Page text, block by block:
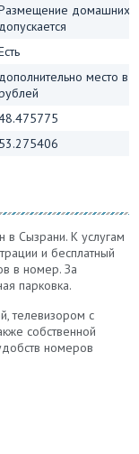
домашних
допускается
дополнительно место в
53.275406
Сызрани. К услугам
и бесплатный
в номер. За
парковка.
телевизором с
собственной
номеров